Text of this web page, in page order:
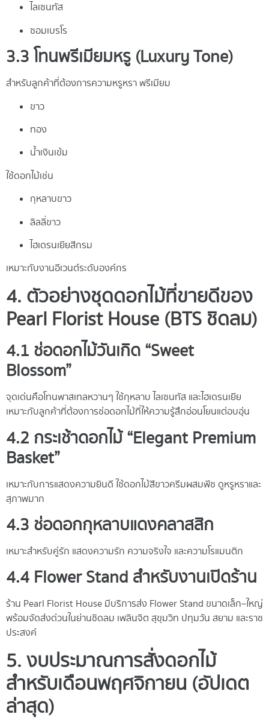
ไลเซนทัส
ซอมเบรโร
3.3 โทนพรีเมียมหรู (Luxury Tone)
สำหรับลูกค้าที่ต้องการความหรูหรา พรีเมียม
ขาว
ทอง
น้ำเงินเข้ม
ใช้ดอกไม้เช่น
กุหลาบขาว
ลิลลี่ขาว
ไฮเดรนเยียสีกรม
เหมาะกับงานอีเวนต์ระดับองค์กร
4. ตัวอย่างชุดดอกไม้ที่ขายดีของ
Pearl Florist House (BTS ชิดลม)
4.1 ช่อดอกไม้วันเกิด “Sweet
Blossom”
จุดเด่นคือโทนพาสเทลหวานๆ ใช้กุหลาบ ไลเซนทัส และไฮเดรนเยีย
เหมาะกับลูกค้าที่ต้องการช่อดอกไม้ที่ให้ความรู้สึกอ่อนโยนแต่อบอุ่น
4.2 กระเช้าดอกไม้ “Elegant Premium
Basket”
เหมาะกับการแสดงความยินดี ใช้ดอกไม้สีขาวครีมผสมพีช ดูหรูหราและ
สุภาพมาก
4.3 ช่อดอกกุหลาบแดงคลาสสิก
เหมาะสำหรับคู่รัก แสดงความรัก ความจริงใจ และความโรแมนติก
4.4 Flower Stand สำหรับงานเปิดร้าน
ร้าน Pearl Florist House มีบริการส่ง Flower Stand ขนาดเล็ก–ใหญ่
พร้อมจัดส่งด่วนในย่านชิดลม เพลินจิต สุขุมวิท ปทุมวัน สยาม และราช
ประสงค์
5. งบประมาณการสั่งดอกไม้
สำหรับเดือนพฤศจิกายน (อัปเดต
ล่าสุด)